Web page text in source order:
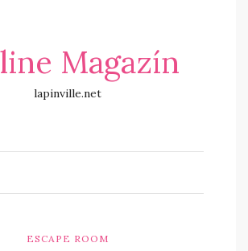
Magazín
lapinville.net
ESCAPE ROOM